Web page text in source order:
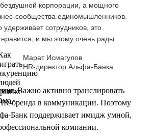
корпорации, а мощного
сообщества единомышленников.
удерживает сотрудников, это
и мы этому очень рады
Марат Исмагулов
HR-директор Альфа-Банка
Важно активно транслировать
бренда в коммуникации. Поэтому
Банк поддерживает имидж умной,
компании.